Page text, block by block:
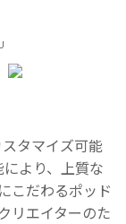
タマイズ可能
により、上質な
こだわるポッド
リエイターのた